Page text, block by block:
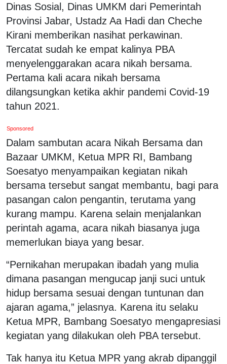
Dinas Sosial, Dinas UMKM dari Pemerintah
Provinsi Jabar, Ustadz Aa Hadi dan Cheche
Kirani memberikan nasihat perkawinan.
Tercatat sudah ke empat kalinya PBA
menyelenggarakan acara nikah bersama.
Pertama kali acara nikah bersama
dilangsungkan ketika akhir pandemi Covid-19
tahun 2021.
Sponsored
Dalam sambutan acara Nikah Bersama dan
Bazaar UMKM, Ketua MPR RI, Bambang
Soesatyo menyampaikan kegiatan nikah
bersama tersebut sangat membantu, bagi para
pasangan calon pengantin, terutama yang
kurang mampu. Karena selain menjalankan
perintah agama, acara nikah biasanya juga
memerlukan biaya yang besar.
“Pernikahan merupakan ibadah yang mulia
dimana pasangan mengucap janji suci untuk
hidup bersama sesuai dengan tuntunan dan
ajaran agama,” jelasnya. Karena itu selaku
Ketua MPR, Bambang Soesatyo mengapresiasi
kegiatan yang dilakukan oleh PBA tersebut.
Tak hanya itu Ketua MPR yang akrab dipanggil